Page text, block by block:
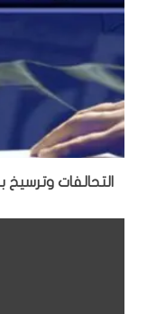
التحالفات وترسيخ